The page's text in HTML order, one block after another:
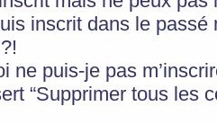
inscrit dans le
ne puis-je pas
“Supprimer tous les